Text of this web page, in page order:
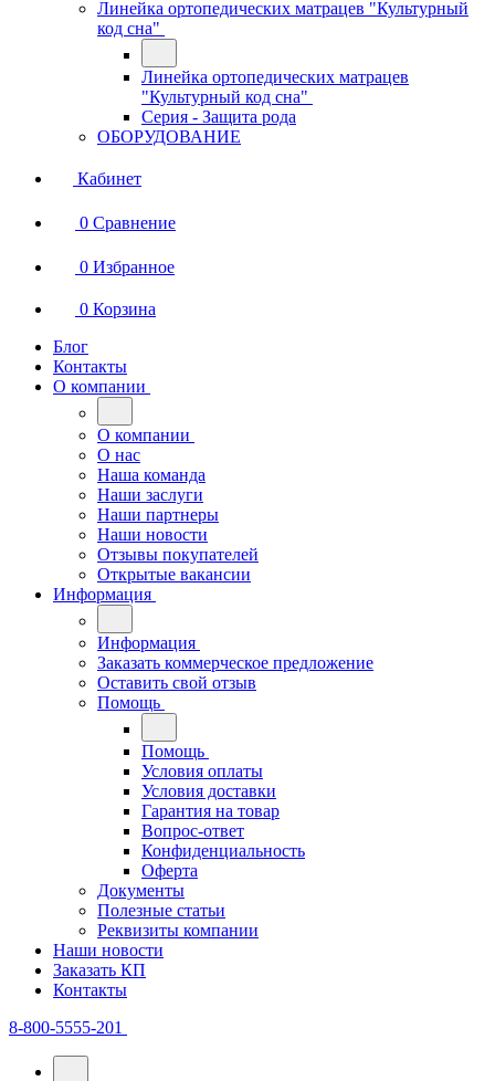
Линейка ортопедических матрацев "Культурный
код сна"
Линейка ортопедических матрацев
"Культурный код сна"
Серия - Защита рода
ОБОРУДОВАНИЕ
Кабинет
0 Сравнение
0 Избранное
0 Корзина
Блог
Контакты
О компании
О компании
О нас
Наша команда
Наши заслуги
Наши партнеры
Наши новости
Отзывы покупателей
Открытые вакансии
Информация
Информация
Заказать коммерческое предложение
Оставить свой отзыв
Помощь
Помощь
Условия оплаты
Условия доставки
Гарантия на товар
Вопрос-ответ
Конфиденциальность
Оферта
Документы
Полезные статьи
Реквизиты компании
Наши новости
Заказать КП
Контакты
8-800-5555-201